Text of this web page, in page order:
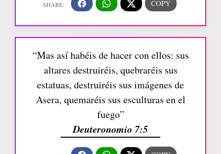
“Mas así habéis de hacer con ellos: sus
altares destruiréis, quebraréis sus
estatuas, destruiréis sus imágenes de
Asera, quemaréis sus esculturas en el
fuego”
Deuteronomio 7:5